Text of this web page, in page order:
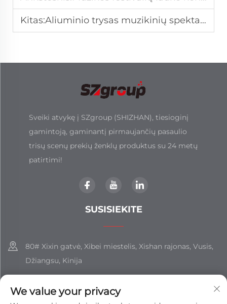
Kitas:Aliuminio trysas muzikinių spektaklių rengimui
Sveiki atvykę į SZgroup (SHIZHAN), tiesioginį
gamintoją, gaminantį pirmaujančių pasaulio
trisų scenų prekių ženklų produktus su 24 metų
patirtimi!
SUSISIEKITE
80# Xixin gatvė, Xibei miestelis, Xishan rajonas, Vusis,
Džiangsu, Kinija
We value your privacy